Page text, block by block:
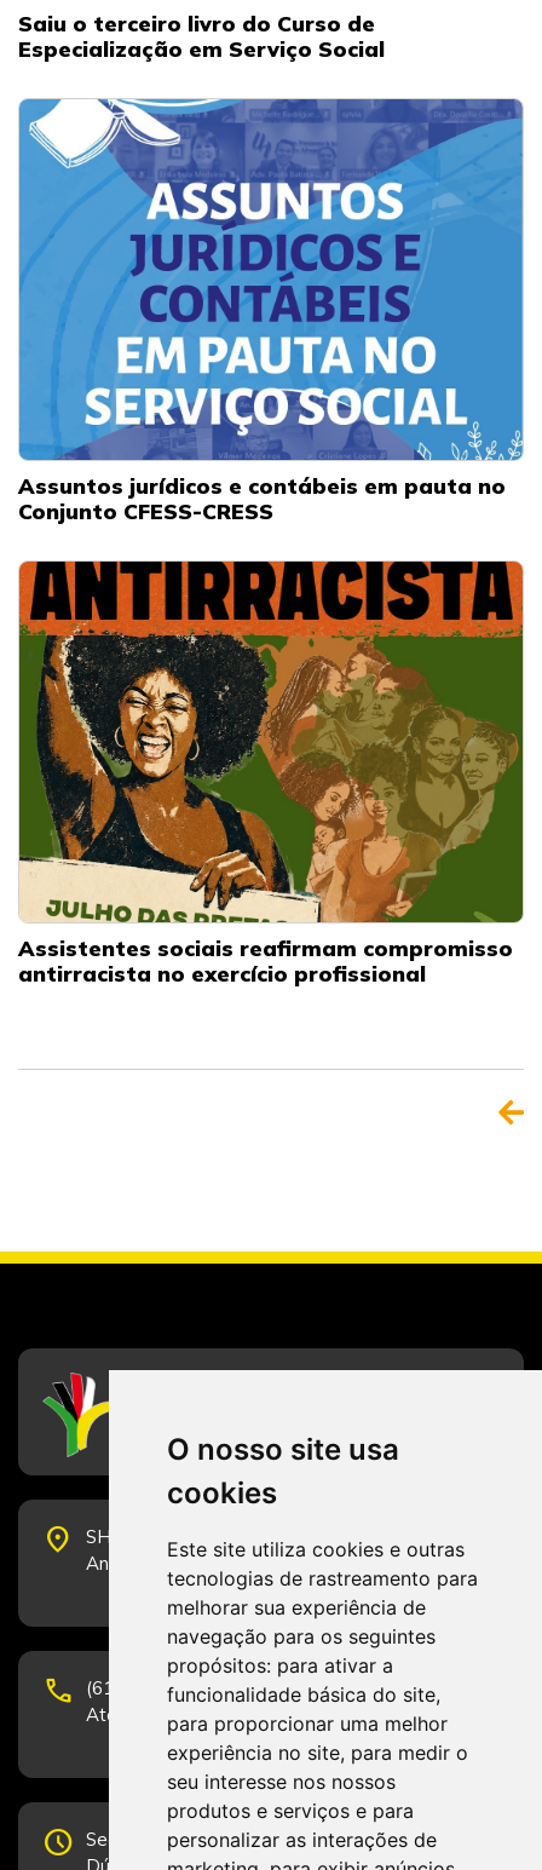
O nosso site usa
cookies
Este site utiliza cookies e outras
tecnologias de rastreamento para
melhorar sua experiência de
navegação para os seguintes
propósitos: para ativar a
funcionalidade básica do site,
para proporcionar uma melhor
experiência no site, para medir o
seu interesse nos nossos
produtos e serviços e para
personalizar as interações de
Saiu o terceiro livro do Curso de
Especialização em Serviço Social
Assuntos jurídicos e contábeis em pauta no
Conjunto CFESS-CRESS
Assistentes sociais reafirmam compromisso
antirracista no exercício profissional
place
SHS Quadra 6, Bloco E, Complexo Brasil 21, 20º
Andar, Sala 2001 - CEP 70322-915 - Brasília/DF
phone
(61) 3223-1652 e (61) 98131-3801.
Atendimento por telefone em horário comercial
schedule Segunda-feira a Sexta-feira de 12h às 19h.